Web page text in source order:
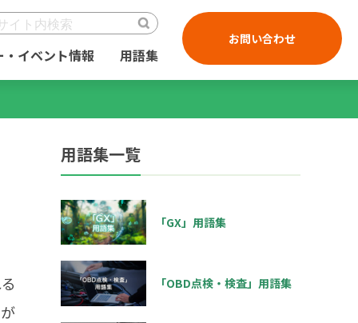
・イベント情報 用語集
お問い合わせ
用語集一覧
「GX」用語集
「OBD点検・検査」用語集